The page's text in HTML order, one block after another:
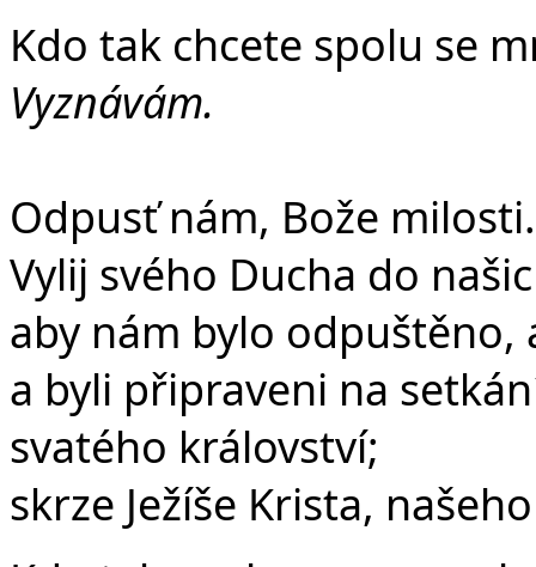
Kdo tak chcete spolu se
Vyznávám.
Odpusť nám, Bože milosti.
Vylij svého Ducha do
aby nám bylo odpuštěno,
a byli připraveni na
svatého království;
skrze Ježíše Krista,